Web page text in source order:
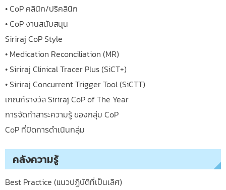
• CoP คลินิก/ปริคลินิก
• CoP งานสนับสนุน
Siriraj CoP Style
• Medication Reconciliation (MR)
• Siriraj Clinical Tracer Plus (SiCT+)
• Siriraj Concurrent Trigger Tool (SiCTT)
เกณฑ์รางวัล Siriraj CoP of The Year
การจัดทำสาระความรู้ ของกลุ่ม CoP
CoP ที่ปิดการดำเนินกลุ่ม
คลังความรู้
Best Practice (แนวปฏิบัติที่เป็นเลิศ)